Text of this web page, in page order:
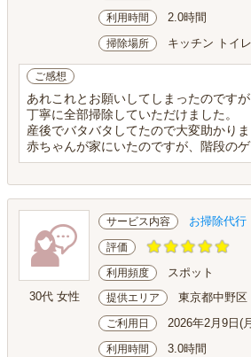
利用時間 2.0時間
掃除場所 キッチン トイ
ご感想
あれこれとお願いしてしまったのです
丁寧に全部掃除していただけました。
産後でバタバタしてたので大変助かりま
赤ちゃんが家にいたのですが、階段のゲ
30代 女性
サービス内容 お掃除代行
評価
利用頻度 スポット
提供エリア 東京都中野区
ご利用日 2026年2月9日(
利用時間 3.0時間